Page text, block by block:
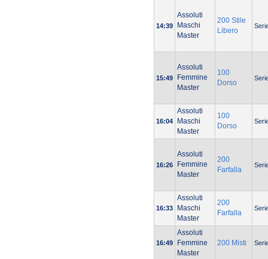
14:39
Assoluti
Maschi
Master
200 Stile
Libero
15:49
Assoluti
Femmine
Master
100
Dorso
16:04
Assoluti
Maschi
Master
100
Dorso
16:26
Assoluti
Femmine
Master
200
Farfalla
16:33
Assoluti
Maschi
Master
200
Farfalla
16:49
Assoluti
Femmine
Master
200 Misti